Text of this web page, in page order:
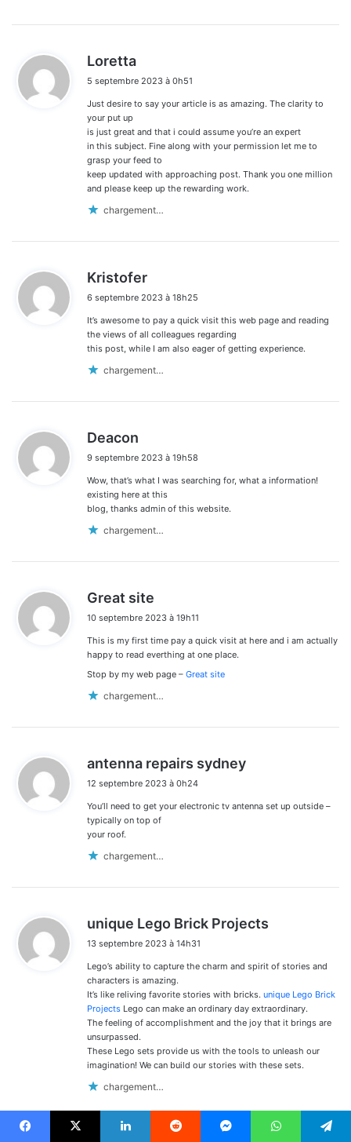
Loretta
t
5 septembre 2023 à 0h51
Just desire to say your article is as amazing. The clarity to
your put up
is just great and that i could assume you’re an expert
in this subject. Fine along with your permission let me to
grasp your feed to
keep updated with approaching post. Thank you one million
and please keep up the rewarding work.
chargement…
Kristofer
t
:
6 septembre 2023 à 18h25
It’s awesome to pay a quick visit this web page and reading
the views of all colleagues regarding
this post, while I am also eager of getting experience.
chargement…
Deacon
t
:
9 septembre 2023 à 19h58
Wow, that’s what I was searching for, what a information!
existing here at this
blog, thanks admin of this website.
chargement…
Great site
t
:
10 septembre 2023 à 19h11
This is my first time pay a quick visit at here and i am actually
happy to read everthing at one place.
Stop by my web page – Great site
chargement…
antenna repairs sydney
12 septembre 2023 à 0h24
You’ll need to get your electronic tv antenna set up outside –
typically on top of
your roof.
chargement…
unique Lego Brick Projects
13 septembre 2023 à 14h31
Lego’s ability to capture the charm and spirit of stories and
characters is amazing.
It’s like reliving favorite stories with bricks. unique Lego Brick
Projects Lego can make an ordinary day extraordinary.
The feeling of accomplishment and the joy that it brings are
unsurpassed.
These Lego sets provide us with the tools to unleash our
imagination! We can build our stories with these sets.
chargement…